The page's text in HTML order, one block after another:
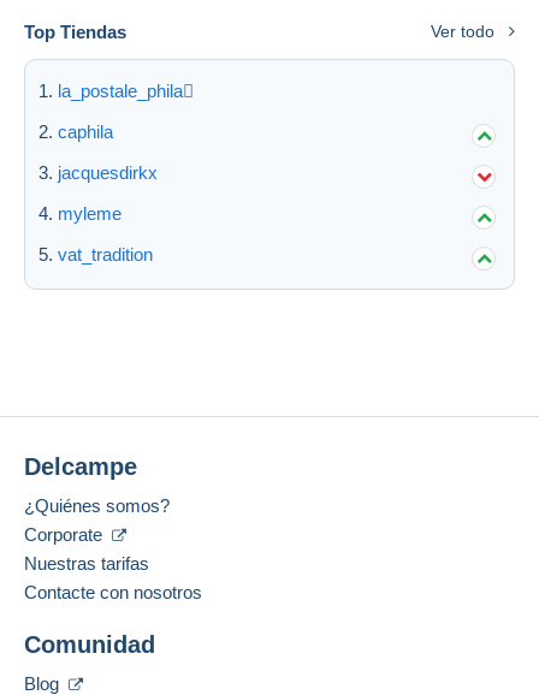
Top Tiendas Ver todo
la_postale_phila
caphila
jacquesdirkx
myleme
vat_tradition
Delcampe
¿Quiénes somos?
Corporate
Nuestras tarifas
Contacte con nosotros
Comunidad
Blog